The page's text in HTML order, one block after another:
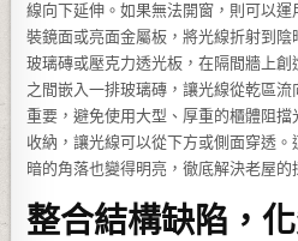
線向下延伸。如果無法開窗，則可以
裝鏡面或亮面金屬板，將光線折射到
玻璃磚或壓克力透光板，在隔間牆上
之間嵌入一排玻璃磚，讓光線從乾區
重要，避免使用大型、厚重的櫃體阻
收納，讓光線可以從下方或側面穿透
暗的角落也變得明亮，徹底解決老屋的
整合結構缺陷，